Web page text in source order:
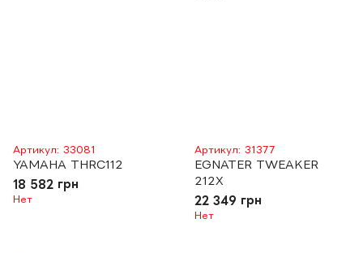
Артикул: 33081
YAMAHA THRC112
18 582 грн
Нет
Артикул: 31377
EGNATER TWEAKER
212X
22 349 грн
Нет